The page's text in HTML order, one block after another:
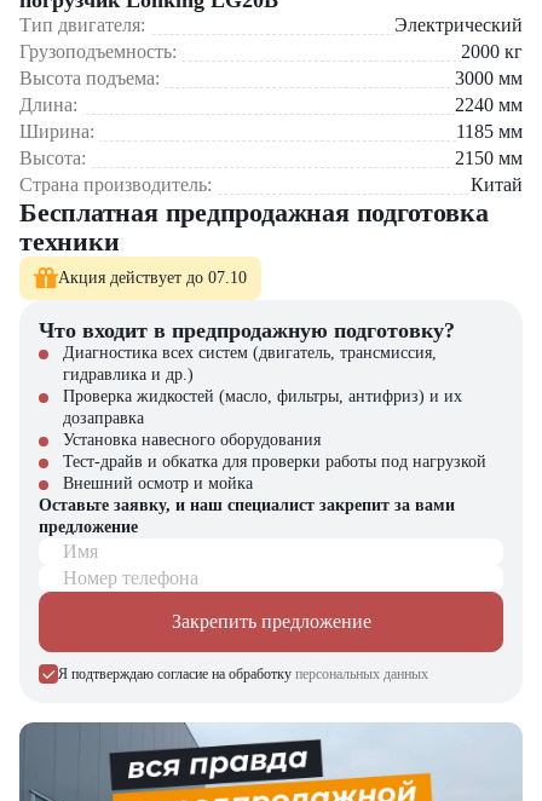
Где применяется вилочный погрузчик Lonking LG20B?
Производственные предприятия
Логистические комплексы
Супермаркеты и торговые площадки
Медицинские и фармацевтические склады
Почему стоит выбрать Lonking LG20B?
Современный и надежный электрический двигатель
Экономичность при высокой производительности
Долговечность и простота в эксплуатации
Купить электрический вилочный погрузчик Lonking LG20B в
компании "ЦТО"
Компания "ЦТО" – официальный дилер техники Lonking,
предлагающий новые модели складского оборудования с гарантией.
У нас вы найдете: широкий выбор спецтехники, вилочных
погрузчиков, малой складской техники, навесного оборудования,
запчасти для долгосрочной эксплуатации, профессиональные
консультации по выбору техники.
Мы осуществляем быструю доставку по всей России и
обеспечиваем сервисное обслуживание и ремонт.
📞 Звоните прямо сейчас для уточнения деталей и оформления
заказа!
Выбирайте надежность и качество – выбирайте Lonking LG20B
Тип двигателя:
Электрический
Грузоподъемность:
2000 кг
Высота подъема:
3000 мм
Длина:
2240 мм
Ширина:
1185 мм
Высота:
2150 мм
Страна производитель:
Китай
Бесплатная предпродажная подготовка
техники
Акция действует до 07.10
Что входит в предпродажную подготовку?
Диагностика всех систем (двигатель, трансмиссия,
гидравлика и др.)
Проверка жидкостей (масло, фильтры, антифриз) и их
дозаправка
Установка навесного оборудования
Тест-драйв и обкатка для проверки работы под нагрузкой
Внешний осмотр и мойка
Оставьте заявку, и наш специалист закрепит за вами
предложение
Имя
Номер телефона
Закрепить предложение
Я подтверждаю согласие на обработку персональных данных